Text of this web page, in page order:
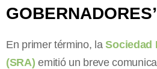
En primer término, laSociedad
(SRA) emitió un breve